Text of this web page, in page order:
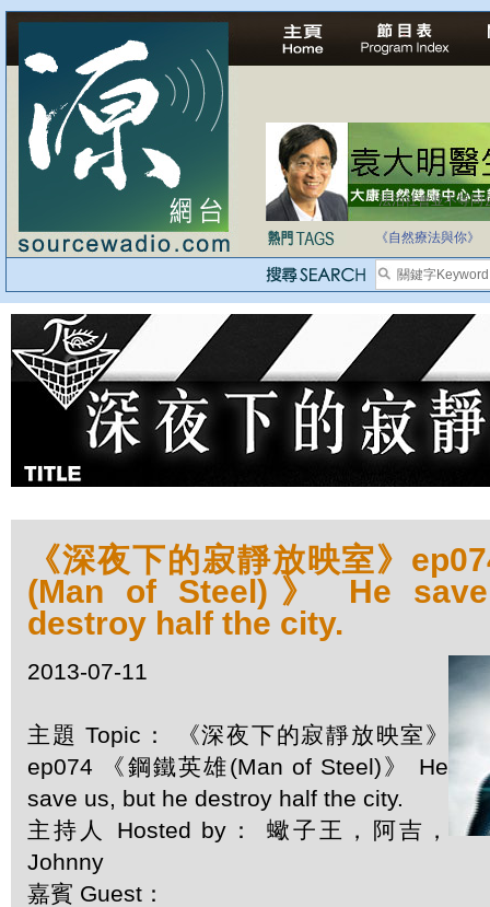
法治社會並不等同
自家教育合法化-
《自然療法與你》
《深夜下的寂靜放映室》
(Man of Steel)》 He
destroy half the city.
2013-07-11
主題 Topic： 《深夜下的寂靜放映室》
ep074 《鋼鐵英雄(Man of Steel)》 He
save us, but he destroy half the city.
主持人 Hosted by： 蠍子王，阿吉，
Johnny
嘉賓 Guest：